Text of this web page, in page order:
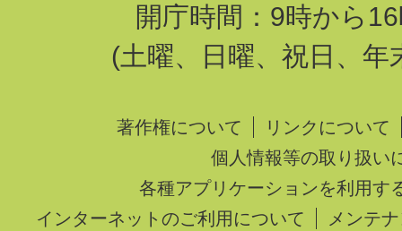
開庁時間：9時から
(土曜、日曜、祝日、年
著作権について
リンクについて
個人情報等の取り扱い
各種アプリケーションを利用す
インターネットのご利用について
メンテ